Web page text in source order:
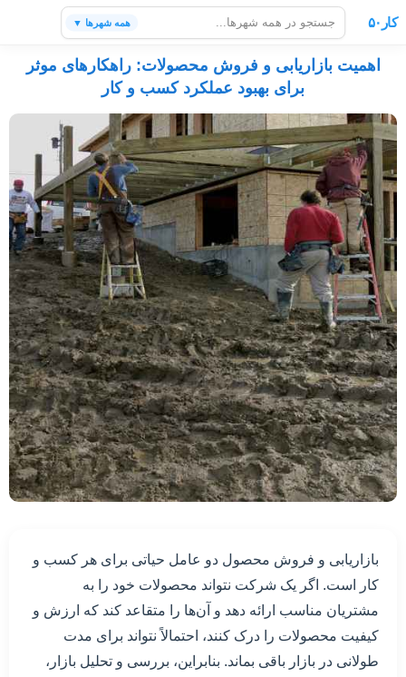
کار۵۰ همه شهرها ▼
اهمیت بازاریابی و فروش محصولات: راهکارهای موثر
برای بهبود عملکرد کسب و کار
بازاریابی و فروش محصول دو عامل حیاتی برای هر کسب و
کار است. اگر یک شرکت نتواند محصولات خود را به
مشتریان مناسب ارائه دهد و آن‌ها را متقاعد کند که ارزش و
کیفیت محصولات را درک کنند، احتمالاً نتواند برای مدت
طولانی در بازار باقی بماند. بنابراین، بررسی و تحلیل بازار،